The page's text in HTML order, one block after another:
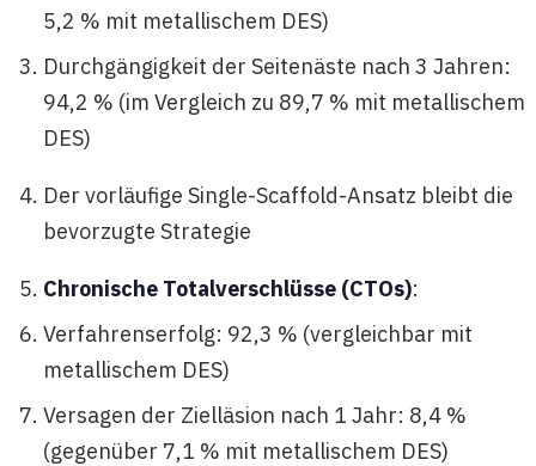
5,2 % mit metallischem DES)
Durchgängigkeit der Seitenäste nach 3 Jahren:
94,2 % (im Vergleich zu 89,7 % mit metallischem
DES)
Der vorläufige Single-Scaffold-Ansatz bleibt die
bevorzugte Strategie
Chronische Totalverschlüsse (CTOs):
Verfahrenserfolg: 92,3 % (vergleichbar mit
metallischem DES)
Versagen der Zielläsion nach 1 Jahr: 8,4 %
(gegenüber 7,1 % mit metallischem DES)